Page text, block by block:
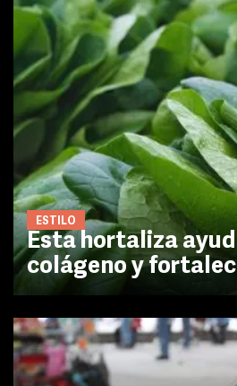
ESTILO
Esta hortaliza
colágeno y